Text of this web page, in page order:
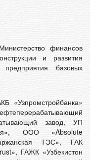
финансов
и развития
базовых
завод, УП
ООО «Absolute
ТЭС», ГАК
ГАЖК «Узбекистон